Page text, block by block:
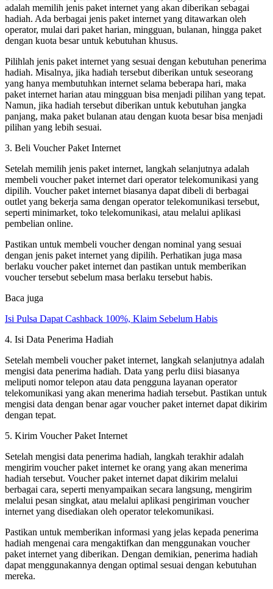
adalah memilih jenis paket internet yang akan diberikan sebagai
hadiah. Ada berbagai jenis paket internet yang ditawarkan oleh
operator, mulai dari paket harian, mingguan, bulanan, hingga paket
dengan kuota besar untuk kebutuhan khusus.
Pilihlah jenis paket internet yang sesuai dengan kebutuhan penerima
hadiah. Misalnya, jika hadiah tersebut diberikan untuk seseorang
yang hanya membutuhkan internet selama beberapa hari, maka
paket internet harian atau mingguan bisa menjadi pilihan yang tepat.
Namun, jika hadiah tersebut diberikan untuk kebutuhan jangka
panjang, maka paket bulanan atau dengan kuota besar bisa menjadi
pilihan yang lebih sesuai.
3. Beli Voucher Paket Internet
Setelah memilih jenis paket internet, langkah selanjutnya adalah
membeli voucher paket internet dari operator telekomunikasi yang
dipilih. Voucher paket internet biasanya dapat dibeli di berbagai
outlet yang bekerja sama dengan operator telekomunikasi tersebut,
seperti minimarket, toko telekomunikasi, atau melalui aplikasi
pembelian online.
Pastikan untuk membeli voucher dengan nominal yang sesuai
dengan jenis paket internet yang dipilih. Perhatikan juga masa
berlaku voucher paket internet dan pastikan untuk memberikan
voucher tersebut sebelum masa berlaku tersebut habis.
Baca juga
Isi Pulsa Dapat Cashback 100%, Klaim Sebelum Habis
4. Isi Data Penerima Hadiah
Setelah membeli voucher paket internet, langkah selanjutnya adalah
mengisi data penerima hadiah. Data yang perlu diisi biasanya
meliputi nomor telepon atau data pengguna layanan operator
telekomunikasi yang akan menerima hadiah tersebut. Pastikan untuk
mengisi data dengan benar agar voucher paket internet dapat dikirim
dengan tepat.
5. Kirim Voucher Paket Internet
Setelah mengisi data penerima hadiah, langkah terakhir adalah
mengirim voucher paket internet ke orang yang akan menerima
hadiah tersebut. Voucher paket internet dapat dikirim melalui
berbagai cara, seperti menyampaikan secara langsung, mengirim
melalui pesan singkat, atau melalui aplikasi pengiriman voucher
internet yang disediakan oleh operator telekomunikasi.
Pastikan untuk memberikan informasi yang jelas kepada penerima
hadiah mengenai cara mengaktifkan dan menggunakan voucher
paket internet yang diberikan. Dengan demikian, penerima hadiah
dapat menggunakannya dengan optimal sesuai dengan kebutuhan
mereka.